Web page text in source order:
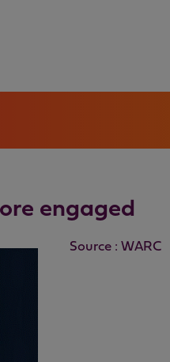
engaged
Source : WARC